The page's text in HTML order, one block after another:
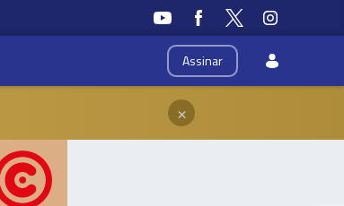
Assinar
×